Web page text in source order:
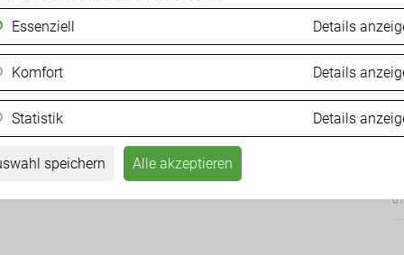
Essenziell Details
Komfort Details
Statistik Details
speichern Alle akzeptieren
ZURÜCK